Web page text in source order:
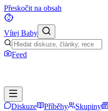
Přeskočit na obsah
Vítej Baby
Feed
Diskuze Příběhy Skupiny